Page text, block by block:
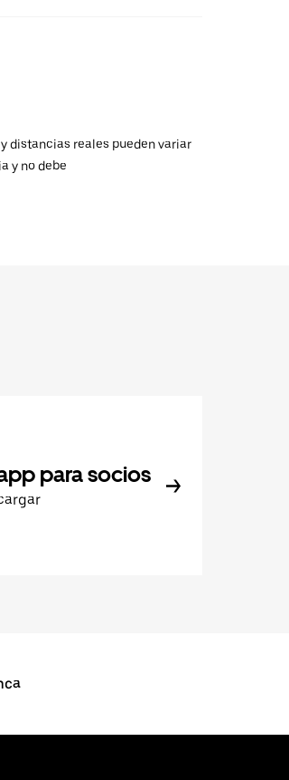
distancias reales pueden variar
y no debe
para socios